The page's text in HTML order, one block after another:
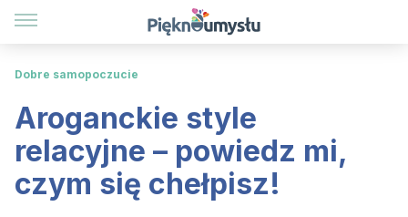
Dobre samopoczucie
Aroganckie style
relacyjne – powiedz mi,
czym się chełpisz!